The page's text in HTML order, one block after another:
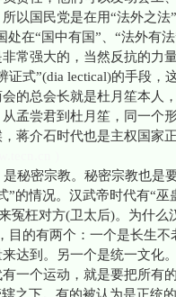
以国民党是在用“法外之法
处在“国中有国”、“法外有
常强大的，当然反抗的力
证式”(dia lectical)的手段，
的总会长就是杜月笙本人
孟尝君到杜月笙，同一个
蒋介石时代也是主权国家
秘密宗教。秘密宗教也是
”的情况。汉武帝时代有“
冤枉对方(卫太后)。为什么
目的有两个：一个是长生
达到。另一个是统一文化
一个运动，就是要把所有